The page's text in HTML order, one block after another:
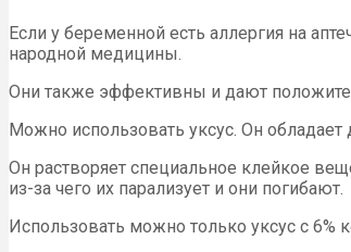
Если у беременной есть аллергия на
народной медицины.
Они также эффективны и дают
Можно использовать уксус. Он обладает
Он растворяет специальное клейкое
из-за чего их парализует и они погибают.
Использовать можно только уксус с 6%